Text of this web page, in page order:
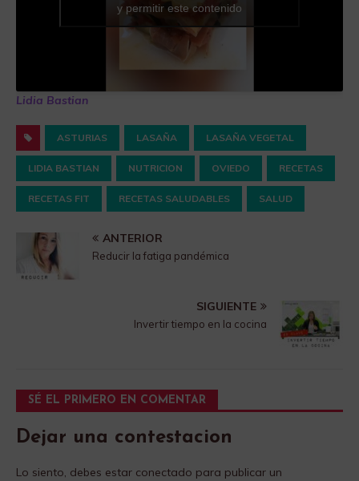
y permitir este contenido
Lidia Bastian
ASTURIAS LASAÑA LASAÑA VEGETAL
LIDIA BASTIAN NUTRICION OVIEDO RECETAS
RECETAS FIT RECETAS SALUDABLES SALUD
ANTERIOR
Reducir la fatiga pandémica
SIGUIENTE
Invertir tiempo en la cocina
SÉ EL PRIMERO EN COMENTAR
Dejar una contestacion
Lo siento, debes estar conectado para publicar un